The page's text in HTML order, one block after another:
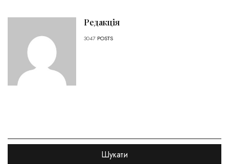
Редакція
3047 POSTS